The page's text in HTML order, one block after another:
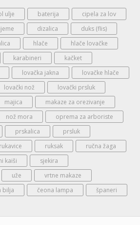
ulje baterija
cipela za lov
dizalica
duks (flis)
hlače
hlače lovačke
karabineri
kačket
lovačka jakna
lovačke hlače
lovački nož
lovački prsluk
majica
makaze za orezivanje
nož mora
oprema za arboriste
prskalica
prsluk
rukavice ruksak
ručna žaga
kaiši
sjekira
uže
vrtne makaze
bilja čeona lampa španeri